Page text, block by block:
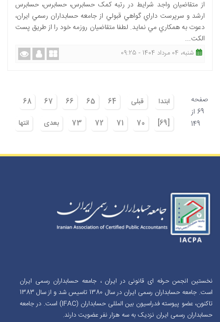
از متقاضيان واجد شرايط در رتبه کمک حسابرس، حسابرس، حسابرس
ارشد و سرپرست داراي گواهي قبولي از جامعه حسابداران رسمي ايران،
دعوت به همكاري مي نمايد. لطفا متقاضيان روزمه خود را از طريق پست
الكت...
شنبه، 04 مرداد 1404 - 09:25
صفحه
69 از
149
ابتدا قبلی 64
65
66
67
68
[69]
70
71
72
73 بعدی انتها
نخستین انجمن حرفه ای قانونی در ایران ، جامعه حسابداران رسمی ایران
است. جامعه حسابداران رسمی ایران در سال 1380 تاسیس شد و از سال 1383
تاکنون، عضو پیوسته فدراسیون بین المللی حسابداران (IFAC) است. در جامعه
حسابداران رسمی ایران نزدیک به سه هزار نفر عضویت دارند.